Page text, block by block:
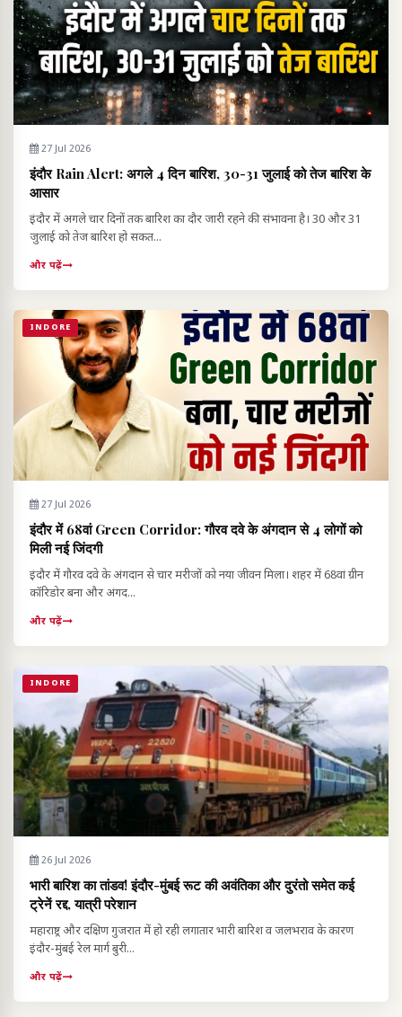
27 Jul 2026
इंदौर Rain Alert: अगले 4 दिन बारिश, 30-31 जुलाई को तेज बारिश के
आसार
इंदौर में अगले चार दिनों तक बारिश का दौर जारी रहने की संभावना है। 30 और 31
जुलाई को तेज बारिश हो सकत...
और पढ़ें
INDORE
27 Jul 2026
इंदौर में 68वां Green Corridor: गौरव दवे के अंगदान से 4 लोगों को
मिली नई जिंदगी
इंदौर में गौरव दवे के अंगदान से चार मरीजों को नया जीवन मिला। शहर में 68वां ग्रीन
कॉरिडोर बना और अंगद...
और पढ़ें
INDORE
26 Jul 2026
भारी बारिश का तांडव! इंदौर-मुंबई रूट की अवंतिका और दुरंतो समेत कई
ट्रेनें रद्द, यात्री परेशान
महाराष्ट्र और दक्षिण गुजरात में हो रही लगातार भारी बारिश व जलभराव के कारण
इंदौर-मुंबई रेल मार्ग बुरी...
और पढ़ें